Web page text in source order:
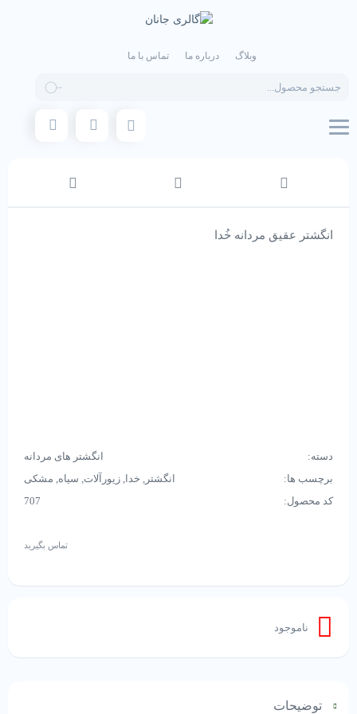
وبلاگ درباره ما تماس با ما
search
انگشتر عقیق مردانه خُدا
دسته:
انگشتر های مردانه
برچسب ها:
انگشتر , خدا , زیورآلات, سیاه, مشکی
کد محصول:
707
تماس بگیرید
ناموجود
توضیحات